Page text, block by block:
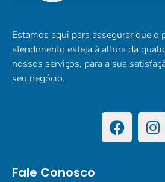
Estamos aqui para assegurar que o
atendimento esteja à altura da
nossos serviços, para a sua
seu negócio.
Fale Conosco